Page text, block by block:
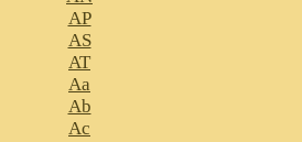
AP
AS
AT
Aa
Ab
Ac